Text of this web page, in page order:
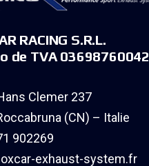
RACING S.R.L.
de TVA 03698760042
Clemer 237
(CN) – Italie
902269
exhaust-system.fr